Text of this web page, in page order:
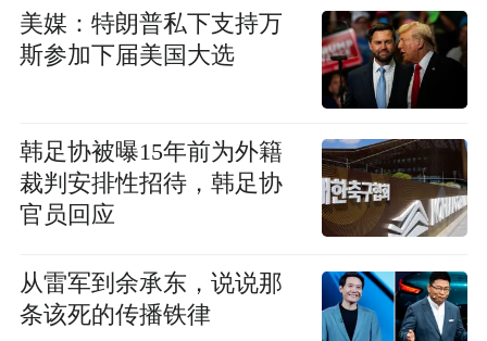
美媒：特朗普私下支持万
斯参加下届美国大选
韩足协被曝15年前为外籍
裁判安排性招待，韩足协
官员回应
从雷军到余承东，说说那
条该死的传播铁律